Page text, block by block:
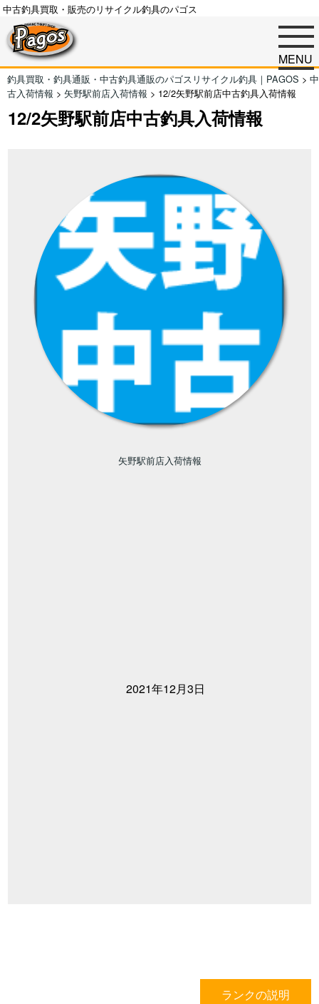
中古釣具買取・販売のリサイクル釣具のパゴス
MENU
釣具買取・釣具通販・中古釣具通販のパゴスリサイクル釣具｜PAGOS > 中
古入荷情報 > 矢野駅前店入荷情報 > 12/2矢野駅前店中古釣具入荷情報
12/2矢野駅前店中古釣具入荷情報
矢野駅前店入荷情報
2021年12月3日
ランクの説明